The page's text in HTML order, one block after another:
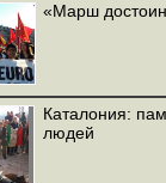
«Марш
Каталония:
людей